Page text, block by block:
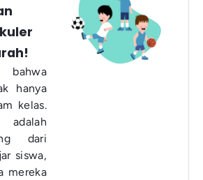
bahwa
hanya
kelas.
adalah
dari
siswa,
mereka